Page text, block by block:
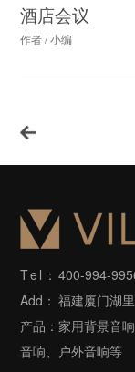
酒店会议
作者 / 小编
Tel：400-994-
Add： 福建厦门湖
产品：家用背景音
音响、户外音响等